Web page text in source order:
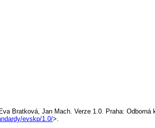
Bratková, Jan Mach. Verze 1.0. Praha:
evskp/1.0/>.